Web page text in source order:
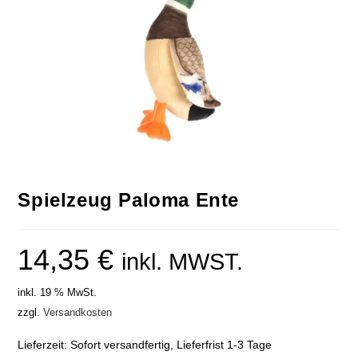
Spielzeug Paloma Ente
14,35€ inkl. MWST.
inkl. 19 % MwSt.
zzgl.Versandkosten
Lieferzeit:Sofort versandfertig, Lieferfrist 1-3 Tage